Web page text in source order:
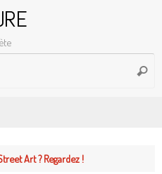
Art ? Regardez !